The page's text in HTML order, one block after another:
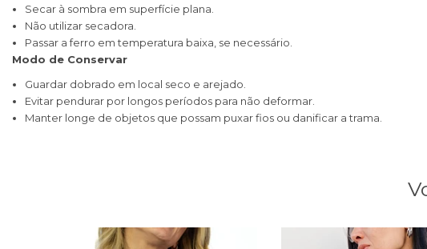
Secar à sombra em superfície plana.
Não utilizar secadora.
Passar a ferro em temperatura baixa, se necessário.
Modo de Conservar
Guardar dobrado em local seco e arejado.
Evitar pendurar por longos períodos para não deformar.
Manter longe de objetos que possam puxar fios ou danificar a trama.